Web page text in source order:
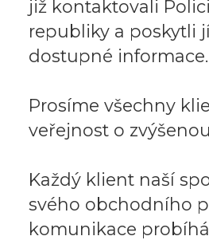
již kontaktovali
republiky a poskytli
dostupné informace.
Prosíme všechny
veřejnost o
Každý klient naší
svého obchodního
komunikace